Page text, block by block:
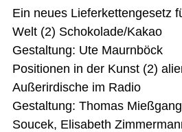
Ein neues Lieferkettengesetz
Welt (2) Schokolade/Kakao
Gestaltung: Ute Maurnböck
Positionen in der Kunst (2)
Außerirdische im Radio
Gestaltung: Thomas
Soucek, Elisabeth